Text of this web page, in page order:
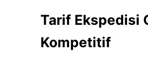
Tarif Ekspedisi
Kompetitif